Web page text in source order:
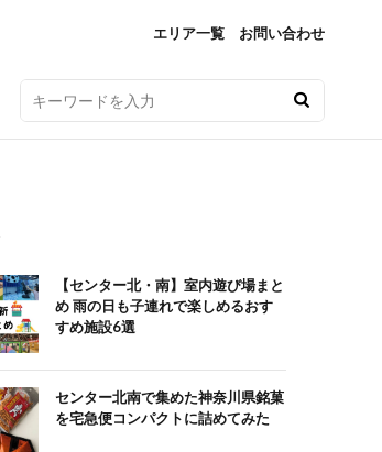
エリア一覧 お問い合わせ
【センター北・南】室内遊び場まと
め 雨の日も子連れで楽しめるおす
すめ施設6選
センター北南で集めた神奈川県銘菓
を宅急便コンパクトに詰めてみた